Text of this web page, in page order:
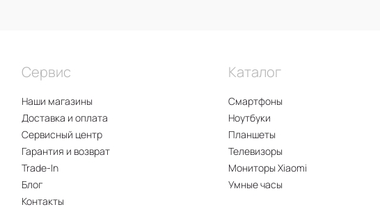
Сервис
Наши магазины
Доставка и оплата
Сервисный центр
Гарантия и возврат
Trade-In
Блог
Контакты
Каталог
Смартфоны
Ноутбуки
Планшеты
Телевизоры
Мониторы Xiaomi
Умные часы